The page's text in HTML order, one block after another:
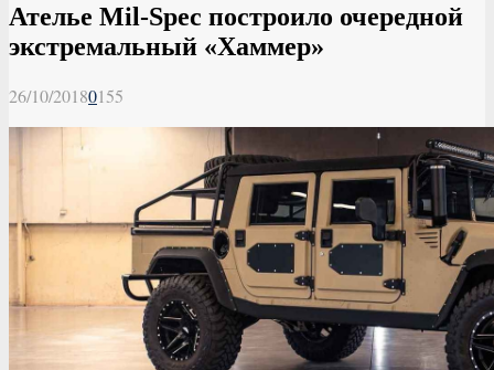
Ателье Mil-Spec построило очередной
экстремальный «Хаммер»
26/10/20180155